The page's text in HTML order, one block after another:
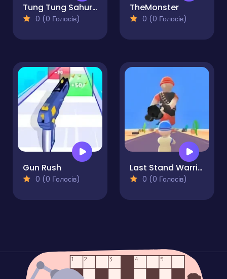
Tung Tung Sahur The Sniper Hitman
0 (0 Голосів)
TheMonster
0 (0 Голосів)
Gun Rush
0 (0 Голосів)
Last Stand Warrior
0 (0 Голосів)